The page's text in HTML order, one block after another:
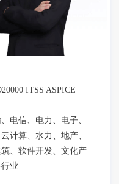
ITSS ASPICE
电信、电力、电子、
计算、水力、地产、
、软件开发、文化产
业